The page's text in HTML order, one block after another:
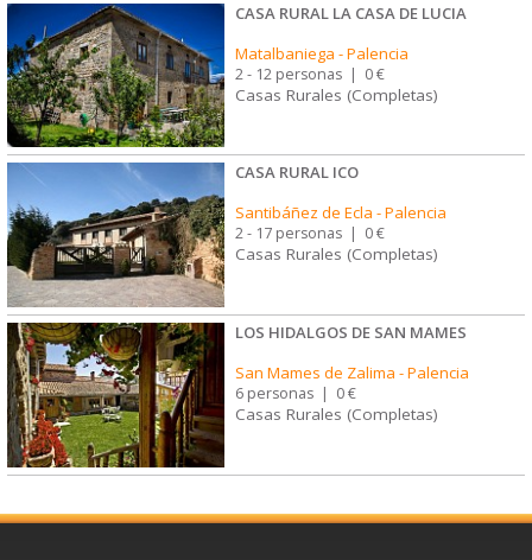
CASA RURAL LA CASA DE LUCIA
Matalbaniega -Palencia
2 - 12 personas | 0 €
Casas Rurales (Completas)
CASA RURAL ICO
Santibáñez de Ecla -Palencia
2 - 17 personas | 0 €
Casas Rurales (Completas)
LOS HIDALGOS DE SAN MAMES
San Mames de Zalima -Palencia
6 personas | 0 €
Casas Rurales (Completas)